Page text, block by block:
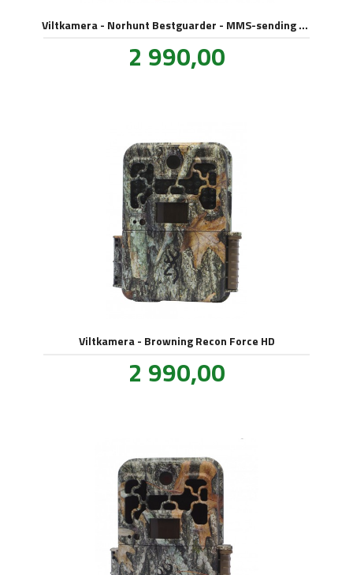
Viltkamera - Norhunt Bestguarder - MMS-sending med 4G!
Pris
2 990,00mva.
Viltkamera - Browning Recon Force HD
Pris
2 990,00mva.